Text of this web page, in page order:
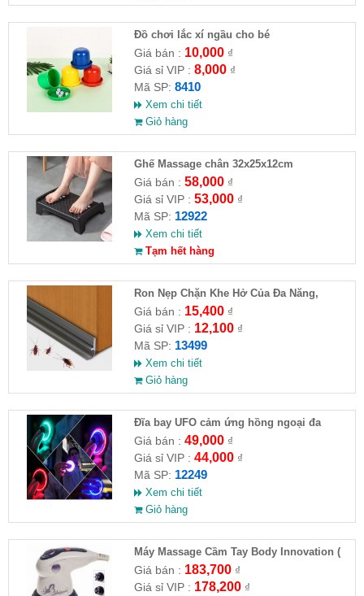
Đồ chơi lắc xí ngầu cho bé
Giá bán : 10,000₫
Giá sỉ VIP : 8,000₫
Mã SP: 8410
Xem chi tiết
Giỏ hàng
Ghế Massage chân 32x25x12cm
Giá bán : 58,000₫
Giá sỉ VIP : 53,000₫
Mã SP: 12922
Xem chi tiết
Tạm hết hàng
Ron Nẹp Chặn Khe Hở Của Đa Năng,
Chống Côn Trùng( HĐ )
Giá bán : 15,400₫
Giá sỉ VIP : 12,100₫
Mã SP: 13499
Xem chi tiết
Giỏ hàng
Đĩa bay UFO cảm ứng hồng ngoại đa
chiều tự động bay về
Giá bán : 49,000₫
Giá sỉ VIP : 44,000₫
Mã SP: 12249
Xem chi tiết
Giỏ hàng
Máy Massage Cầm Tay Body Innovation (
HĐ )
Giá bán : 183,700₫
Giá sỉ VIP : 178,200₫